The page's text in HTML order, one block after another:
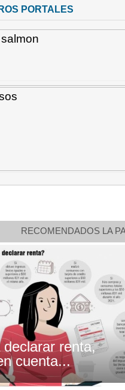
PORTALES
RECOMENDADOS LA
declarar renta,
cuenta...